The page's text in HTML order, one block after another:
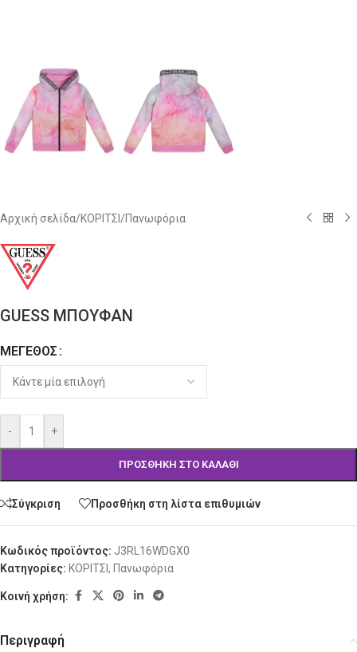
Αρχική σελίδα/ΚΟΡΙΤΣΙ /Πανωφόρια
GUESS ΜΠΟΥΦΑΝ
ΜΈΓΕΘΟΣ
- +
ΠΡΟΣΘΉΚΗ ΣΤΟ ΚΑΛΆΘΙ
Alternative:
Σύγκριση Προσθήκη στη λίστα επιθυμιών
Κωδικός προϊόντος: J3RL16WDGX0
Κατηγορίες: ΚΟΡΙΤΣΙ , Πανωφόρια
Κοινή χρήση:
Περιγραφή